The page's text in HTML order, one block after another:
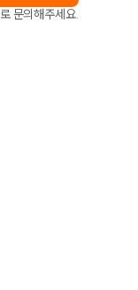
로 문의해주세요.